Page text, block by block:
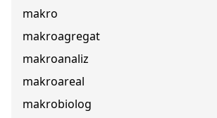
makro
makroagregat
makroanaliz
makroareal
makrobiolog